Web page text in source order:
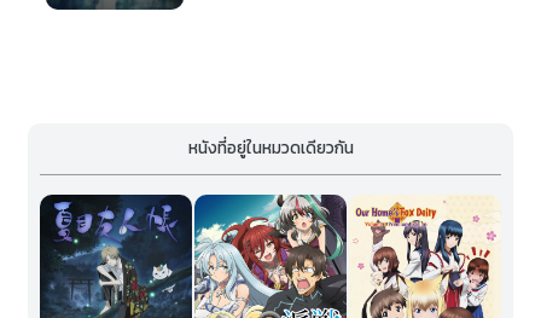
หนังที่อยู่ในหมวดเดียวกัน